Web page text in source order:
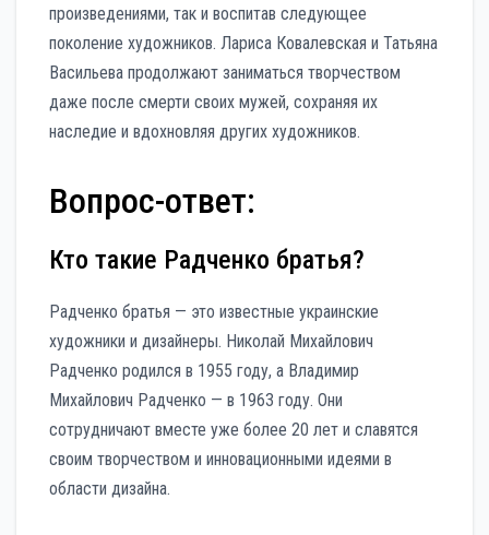
произведениями, так и воспитав следующее
поколение художников. Лариса Ковалевская и Татьяна
Васильева продолжают заниматься творчеством
даже после смерти своих мужей, сохраняя их
наследие и вдохновляя других художников.
Вопрос-ответ:
Кто такие Радченко братья?
Радченко братья — это известные украинские
художники и дизайнеры. Николай Михайлович
Радченко родился в 1955 году, а Владимир
Михайлович Радченко — в 1963 году. Они
сотрудничают вместе уже более 20 лет и славятся
своим творчеством и инновационными идеями в
области дизайна.